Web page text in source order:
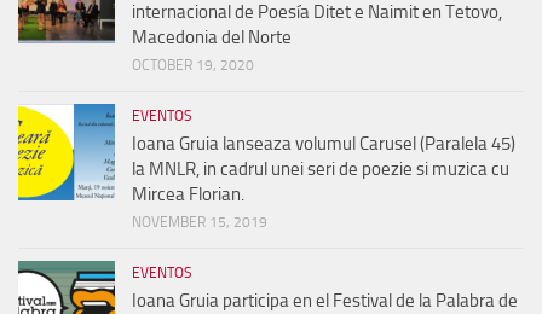
internacional de Poesía Ditet e Naimit en Tetovo,
Macedonia del Norte
OCTOBER 19, 2020
EVENTOS
Ioana Gruia lanseaza volumul Carusel (Paralela 45)
la MNLR, in cadrul unei seri de poezie si muzica cu
Mircea Florian.
NOVEMBER 15, 2019
EVENTOS
Ioana Gruia participa en el Festival de la Palabra de